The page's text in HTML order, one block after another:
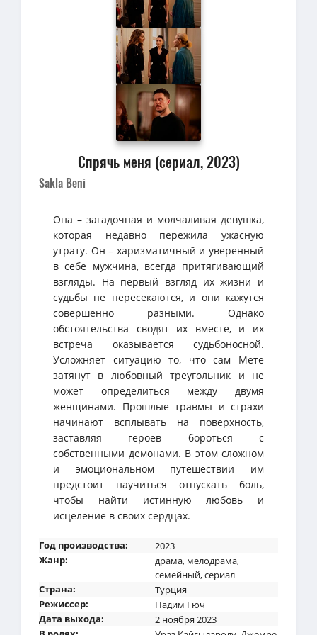
Спрячь меня (сериал, 2023)
Sakla Beni
Она – загадочная и молчаливая девушка,
которая недавно пережила ужасную
утрату. Он – харизматичный и уверенный
в себе мужчина, всегда притягивающий
взгляды. На первый взгляд их жизни и
судьбы не пересекаются, и они кажутся
совершенно разными. Однако
обстоятельства сводят их вместе, и их
встреча оказывается судьбоносной.
Усложняет ситуацию то, что сам Мете
затянут в любовный треугольник и не
может определиться между двумя
женщинами. Прошлые травмы и страхи
начинают всплывать на поверхность,
заставляя героев бороться с
собственными демонами. В этом сложном
и эмоциональном путешествии им
предстоит научиться отпускать боль,
чтобы найти истинную любовь и
исцеление в своих сердцах.
Год производства:
2023
Жанр:
драма, мелодрама,
семейный,сериал
Страна:
Турция
Режиссер:
Надим Гюч
Дата выхода:
2 ноября 2023